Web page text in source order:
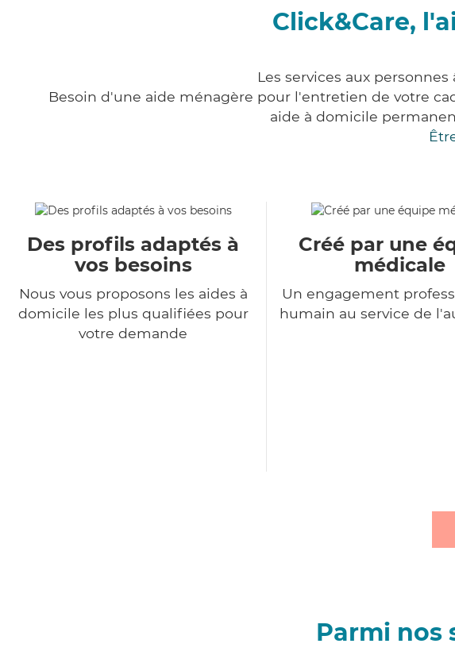
Click&Care,
Les services aux
Besoin d'une aide ménagère pour l'entretien de votre
aide à domicile
Des profils adaptés à
vos besoins
Nous vous proposons les aides à
domicile les plus qualifiées pour
votre demande
Créé par une
médicale
Un engagement
humain au service de
Parmi nos